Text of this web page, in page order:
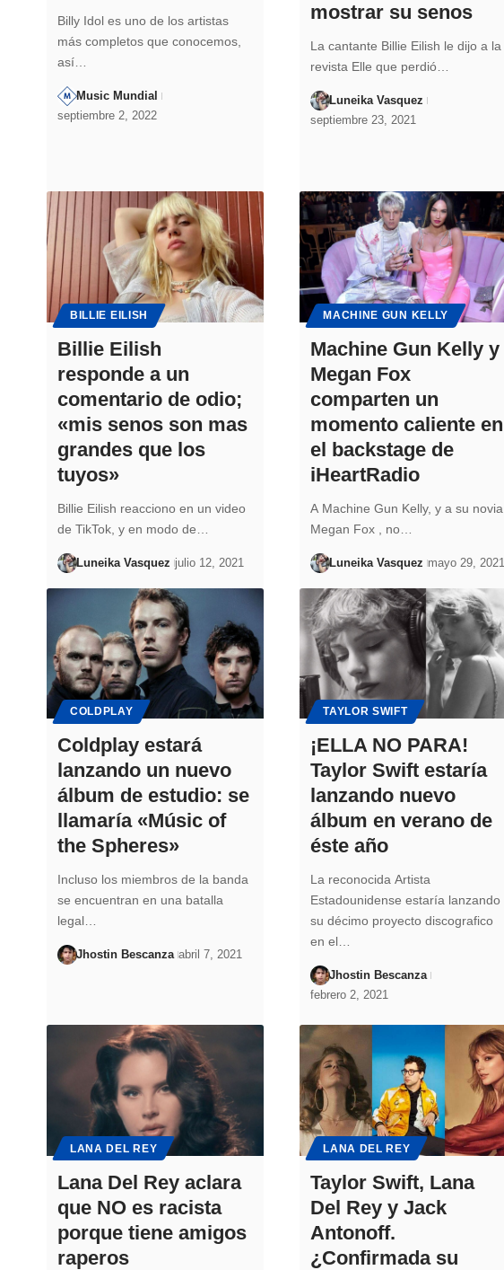
Billy Idol es uno de los artistas
más completos que conocemos,
así…
Music Mundial
septiembre 2, 2022
mostrar su senos
La cantante Billie Eilish le dijo a la
revista Elle que perdió…
Luneika Vasquez
septiembre 23, 2021
BILLIE EILISH
Billie Eilish
responde a un
comentario de odio;
«mis senos son mas
grandes que los
tuyos»
Billie Eilish reacciono en un video
de TikTok, y en modo de…
Luneika Vasquez julio 12, 2021
MACHINE GUN KELLY
Machine Gun Kelly y
Megan Fox
comparten un
momento caliente en
el backstage de
iHeartRadio
A Machine Gun Kelly, y a su novia
Megan Fox , no…
Luneika Vasquez mayo 29, 2021
COLDPLAY
Coldplay estará
lanzando un nuevo
álbum de estudio: se
llamaría «Músic of
the Spheres»
Incluso los miembros de la banda
se encuentran en una batalla
legal…
Jhostin Bescanza abril 7, 2021
TAYLOR SWIFT
¡ELLA NO PARA!
Taylor Swift estaría
lanzando nuevo
álbum en verano de
éste año
La reconocida Artista
Estadounidense estaría lanzando
su décimo proyecto discografico
en el…
Jhostin Bescanza
febrero 2, 2021
LANA DEL REY
Lana Del Rey aclara
que NO es racista
porque tiene amigos
raperos
LANA DEL REY
Taylor Swift, Lana
Del Rey y Jack
Antonoff.
¿Confirmada su